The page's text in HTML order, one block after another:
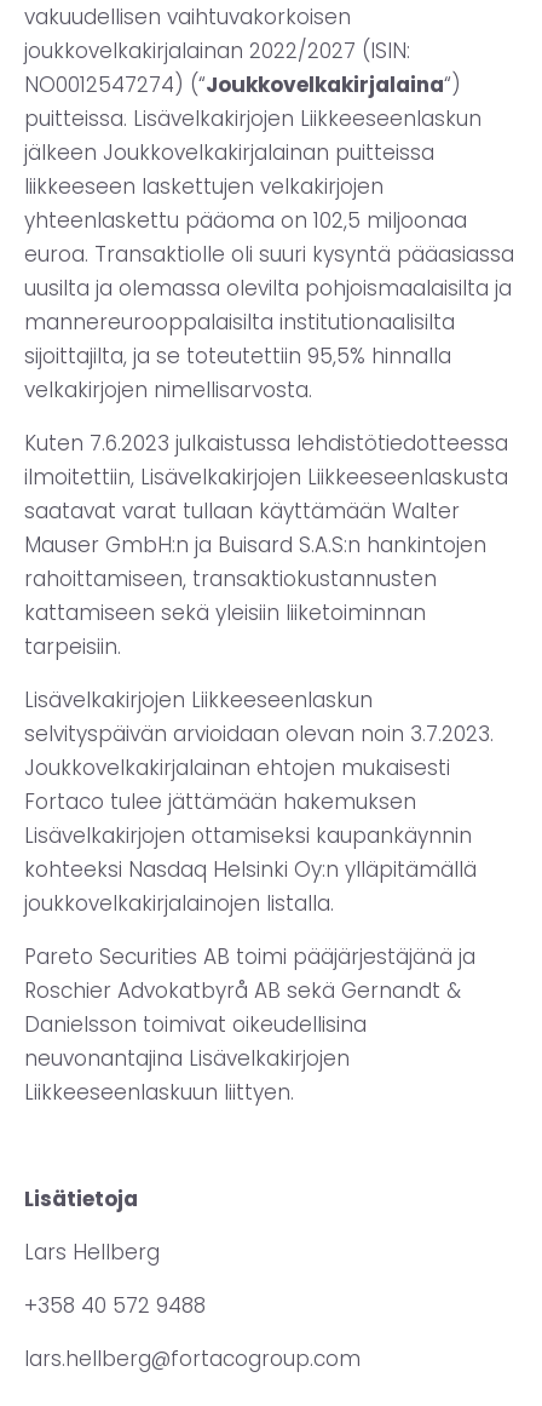
vakuudellisen vaihtuvakorkoisen
joukkovelkakirjalainan 2022/2027 (ISIN:
NO0012547274) (“Joukkovelkakirjalaina“)
puitteissa. Lisävelkakirjojen Liikkeeseenlaskun
jälkeen Joukkovelkakirjalainan puitteissa
liikkeeseen laskettujen velkakirjojen
yhteenlaskettu pääoma on 102,5 miljoonaa
euroa. Transaktiolle oli suuri kysyntä pääasiassa
uusilta ja olemassa olevilta pohjoismaalaisilta ja
mannereurooppalaisilta institutionaalisilta
sijoittajilta, ja se toteutettiin 95,5% hinnalla
velkakirjojen nimellisarvosta.
Kuten 7.6.2023 julkaistussa lehdistötiedotteessa
ilmoitettiin, Lisävelkakirjojen Liikkeeseenlaskusta
saatavat varat tullaan käyttämään Walter
Mauser GmbH:n ja Buisard S.A.S:n hankintojen
rahoittamiseen, transaktiokustannusten
kattamiseen sekä yleisiin liiketoiminnan
tarpeisiin.
Lisävelkakirjojen Liikkeeseenlaskun
selvityspäivän arvioidaan olevan noin 3.7.2023.
Joukkovelkakirjalainan ehtojen mukaisesti
Fortaco tulee jättämään hakemuksen
Lisävelkakirjojen ottamiseksi kaupankäynnin
kohteeksi Nasdaq Helsinki Oy:n ylläpitämällä
joukkovelkakirjalainojen listalla.
Pareto Securities AB toimi pääjärjestäjänä ja
Roschier Advokatbyrå AB sekä Gernandt &
Danielsson toimivat oikeudellisina
neuvonantajina Lisävelkakirjojen
Liikkeeseenlaskuun liittyen.
Lisätietoja
Lars Hellberg
+358 40 572 9488
lars.hellberg@fortacogroup.com